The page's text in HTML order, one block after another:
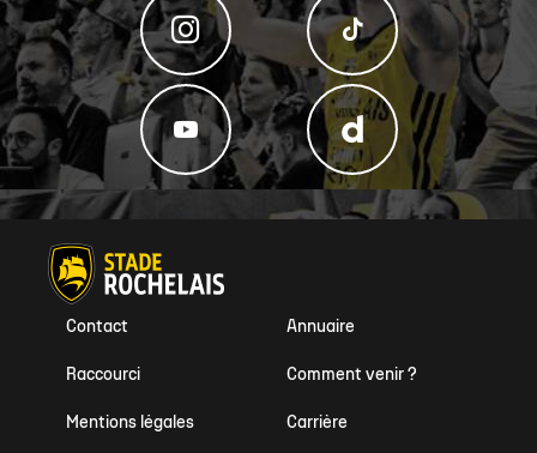
Annuaire
Contact
Comment venir ?
Raccourci
Carrière
Mentions légales